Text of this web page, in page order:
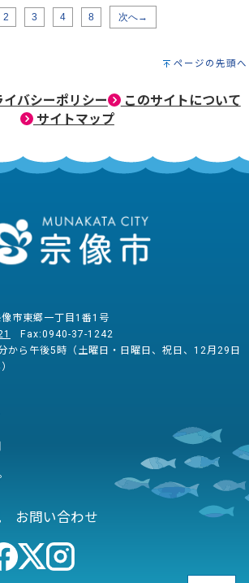
2 3 4 8 次へ→
ページの先頭へ
バシーポリシー
このサイトについて
サイトマップ
市東郷一丁目1番1号
Fax:0940-37-1242
から午後5時（土曜日・日曜日、祝日、12月29日
お問い合わせ